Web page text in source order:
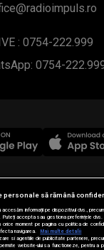
: 0754-222.999
0754-
MEDIA
rezervate.
personale să rămână
informații pe dispozitivul dvs.,
Puteți accepta sau gestiona preferințele
orice moment pe pagina cu politica de
navigarea.
Mai multe detalii
si agentiile de publicitate partenere,
website-ului sa functioneze, pentru a